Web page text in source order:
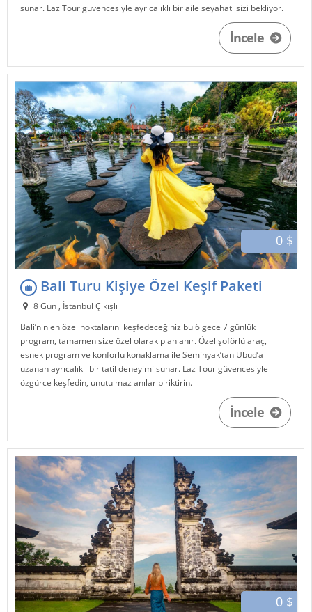
sunar. Laz Tour güvencesiyle ayrıcalıklı bir aile seyahati sizi bekliyor.
İncele
0 $
Bali Turu Kişiye Özel Keşif Paketi
8 Gün , İstanbul Çıkışlı
Bali’nin en özel noktalarını keşfedeceğiniz bu 6 gece 7 günlük
program, tamamen size özel olarak planlanır. Özel şoförlü araç,
esnek program ve konforlu konaklama ile Seminyak’tan Ubud’a
uzanan ayrıcalıklı bir tatil deneyimi sunar. Laz Tour güvencesiyle
özgürce keşfedin, unutulmaz anılar biriktirin.
İncele
0 $